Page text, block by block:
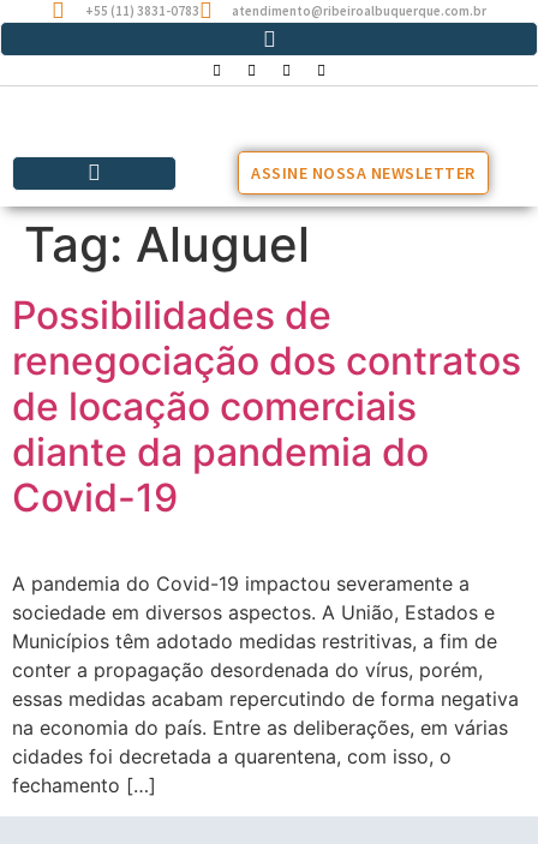
+55 (11) 3831-0783 atendimento@ribeiroalbuquerque.com.br
ASSINE NOSSA NEWSLETTER
Tag: Aluguel
Possibilidades de
renegociação dos contratos
de locação comerciais
diante da pandemia do
Covid-19
A pandemia do Covid-19 impactou severamente a
sociedade em diversos aspectos. A União, Estados e
Municípios têm adotado medidas restritivas, a fim de
conter a propagação desordenada do vírus, porém,
essas medidas acabam repercutindo de forma negativa
na economia do país. Entre as deliberações, em várias
cidades foi decretada a quarentena, com isso, o
fechamento […]